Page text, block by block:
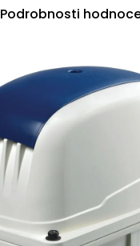
Podrobnosti